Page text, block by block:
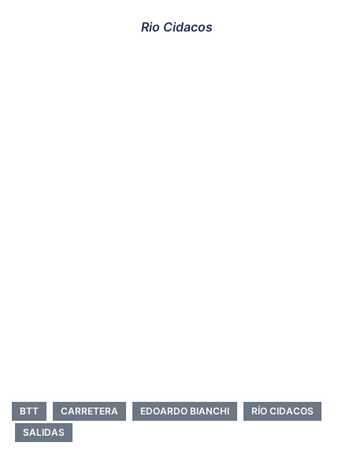
Rio Cidacos
BTT CARRETERA EDOARDO BIANCHI
RÍO CIDACOS
SALIDAS